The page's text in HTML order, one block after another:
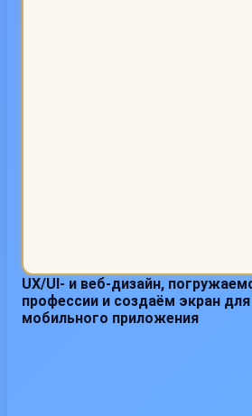
UX/UI- и веб-дизайн,
профессии и создаём экран для
мобильного приложения